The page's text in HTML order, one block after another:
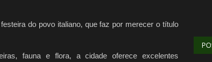
do povo italiano, que faz por merecer o título
fauna e flora, a cidade oferece excelentes